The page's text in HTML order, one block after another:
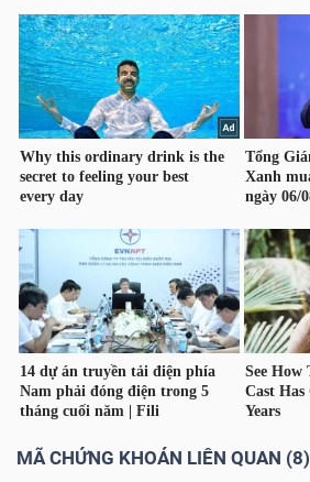
MÃ CHỨNG KHOÁN LIÊN QUAN (8)
Dữ
tài
chính